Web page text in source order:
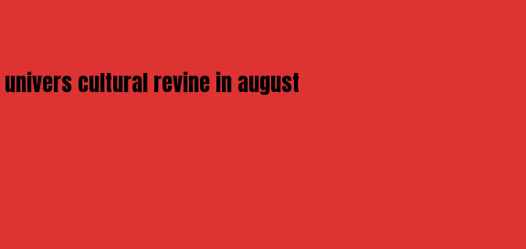
univers cultural revine in august